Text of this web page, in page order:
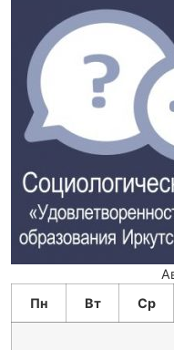
Пн
Вт Ср